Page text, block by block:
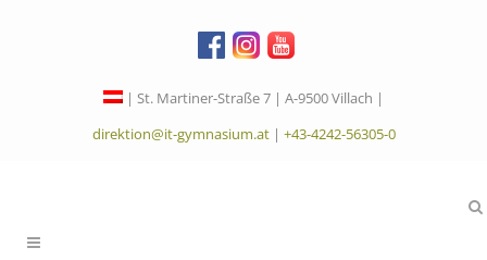
| St. Martiner-Straße 7 | A-9500 Villach |
direktion@it-gymnasium.at| +43-4242-56305-0